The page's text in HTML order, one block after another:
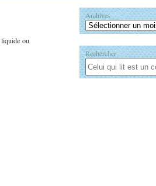
liquide ou
Archives
Rechercher